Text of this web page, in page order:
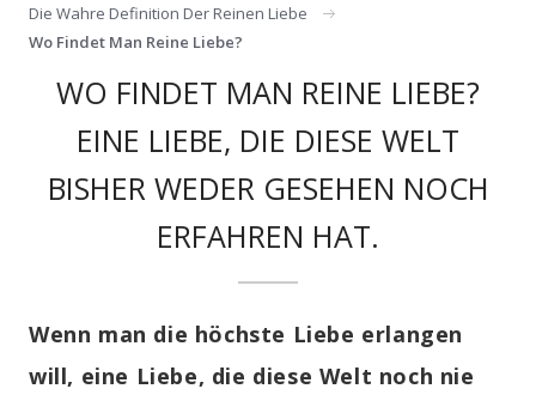
Die Wahre Definition Der Reinen Liebe
Wo Findet Man Reine Liebe?
WO FINDET MAN REINE LIEBE?
EINE LIEBE, DIE DIESE WELT
BISHER WEDER GESEHEN NOCH
ERFAHREN HAT.
Wenn man die höchste Liebe erlangen
will, eine Liebe, die diese Welt noch nie